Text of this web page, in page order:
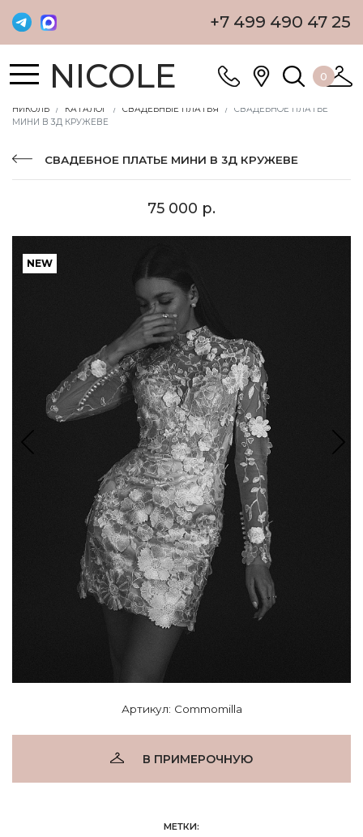
+7 499 490 47 25
NICOLE 0
НИКОЛЬ КАТАЛОГ СВАДЕБНЫЕ ПЛАТЬЯ
СВАДЕБНОЕ ПЛАТЬЕ
МИНИ В 3Д КРУЖЕВЕ
СВАДЕБНОЕ ПЛАТЬЕ МИНИ В 3Д КРУЖЕВЕ
75 000 р.
NEW
Артикул: Commomilla
В ПРИМЕРОЧНУЮ
МЕТКИ: